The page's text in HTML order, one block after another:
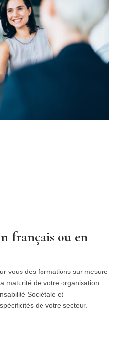
français ou en
vous des formations sur mesure
maturité de votre organisation
Sociétale et
de votre secteur.